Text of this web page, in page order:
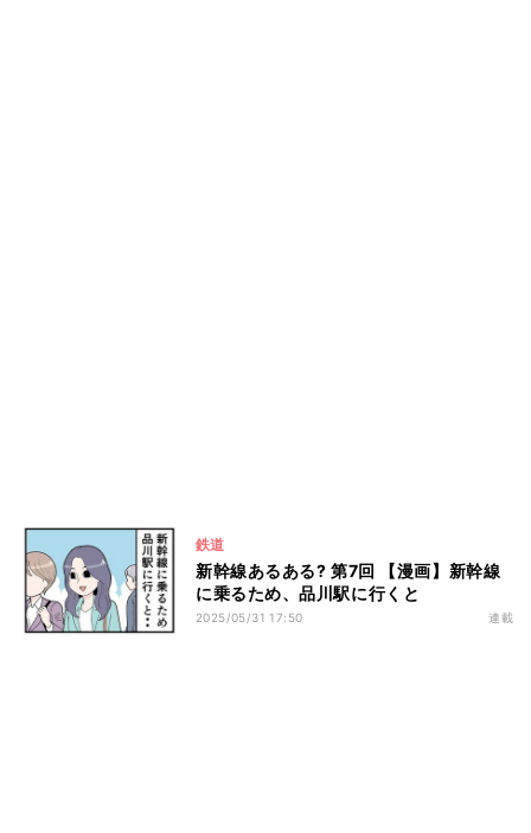
鉄道
新幹線あるある? 第7回 【漫画】新幹線
に乗るため、品川駅に行くと
2025/05/31 17:50 連載